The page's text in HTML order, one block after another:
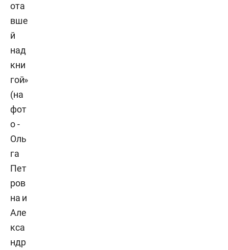
ота
вше
й
над
кни
гой»
(на
фот
о -
Оль
га
Пет
ров
на и
Але
кса
ндр